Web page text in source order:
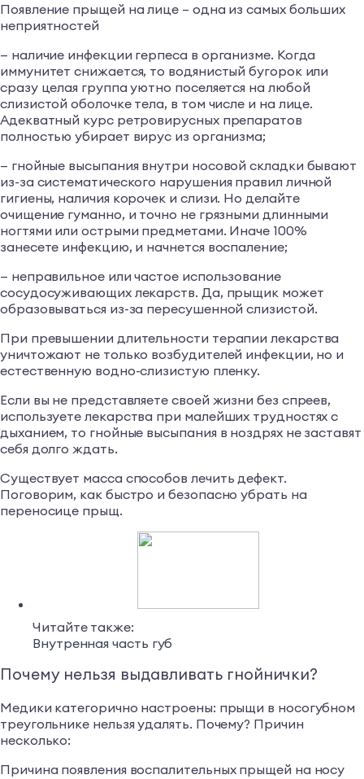
Появление прыщей на лице – одна из самых больших
неприятностей
— наличие инфекции герпеса в организме. Когда
иммунитет снижается, то водянистый бугорок или
сразу целая группа уютно поселяется на любой
слизистой оболочке тела, в том числе и на лице.
Адекватный курс ретровирусных препаратов
полностью убирает вирус из организма;
— гнойные высыпания внутри носовой складки бывают
из-за систематического нарушения правил личной
гигиены, наличия корочек и слизи. Но делайте
очищение гуманно, и точно не грязными длинными
ногтями или острыми предметами. Иначе 100%
занесете инфекцию, и начнется воспаление;
— неправильное или частое использование
сосудосуживающих лекарств. Да, прыщик может
образовываться из-за пересушенной слизистой.
При превышении длительности терапии лекарства
уничтожают не только возбудителей инфекции, но и
естественную водно-слизистую пленку.
Если вы не представляете своей жизни без спреев,
используете лекарства при малейших трудностях с
дыханием, то гнойные высыпания в ноздрях не заставят
себя долго ждать.
Существует масса способов лечить дефект.
Поговорим, как быстро и безопасно убрать на
переносице прыщ.
Читайте также:
Внутренная часть губ
Почему нельзя выдавливать гнойнички?
Медики категорично настроены: прыщи в носогубном
треугольнике нельзя удалять. Почему? Причин
несколько:
Причина появления воспалительных прыщей на носу